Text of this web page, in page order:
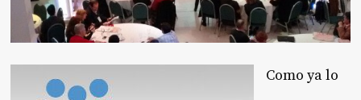
Como ya lo